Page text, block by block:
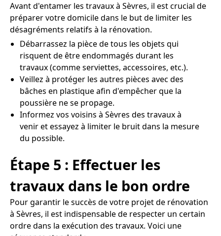
Avant d'entamer les travaux à Sèvres, il est crucial de
préparer votre domicile dans le but de limiter les
désagréments relatifs à la rénovation.
Débarrassez la pièce de tous les objets qui
risquent de être endommagés durant les
travaux (comme serviettes, accessoires, etc.).
Veillez à protéger les autres pièces avec des
bâches en plastique afin d'empêcher que la
poussière ne se propage.
Informez vos voisins à Sèvres des travaux à
venir et essayez à limiter le bruit dans la mesure
du possible.
Étape 5 : Effectuer les
travaux dans le bon ordre
Pour garantir le succès de votre projet de rénovation
à Sèvres, il est indispensable de respecter un certain
ordre dans la exécution des travaux. Voici une